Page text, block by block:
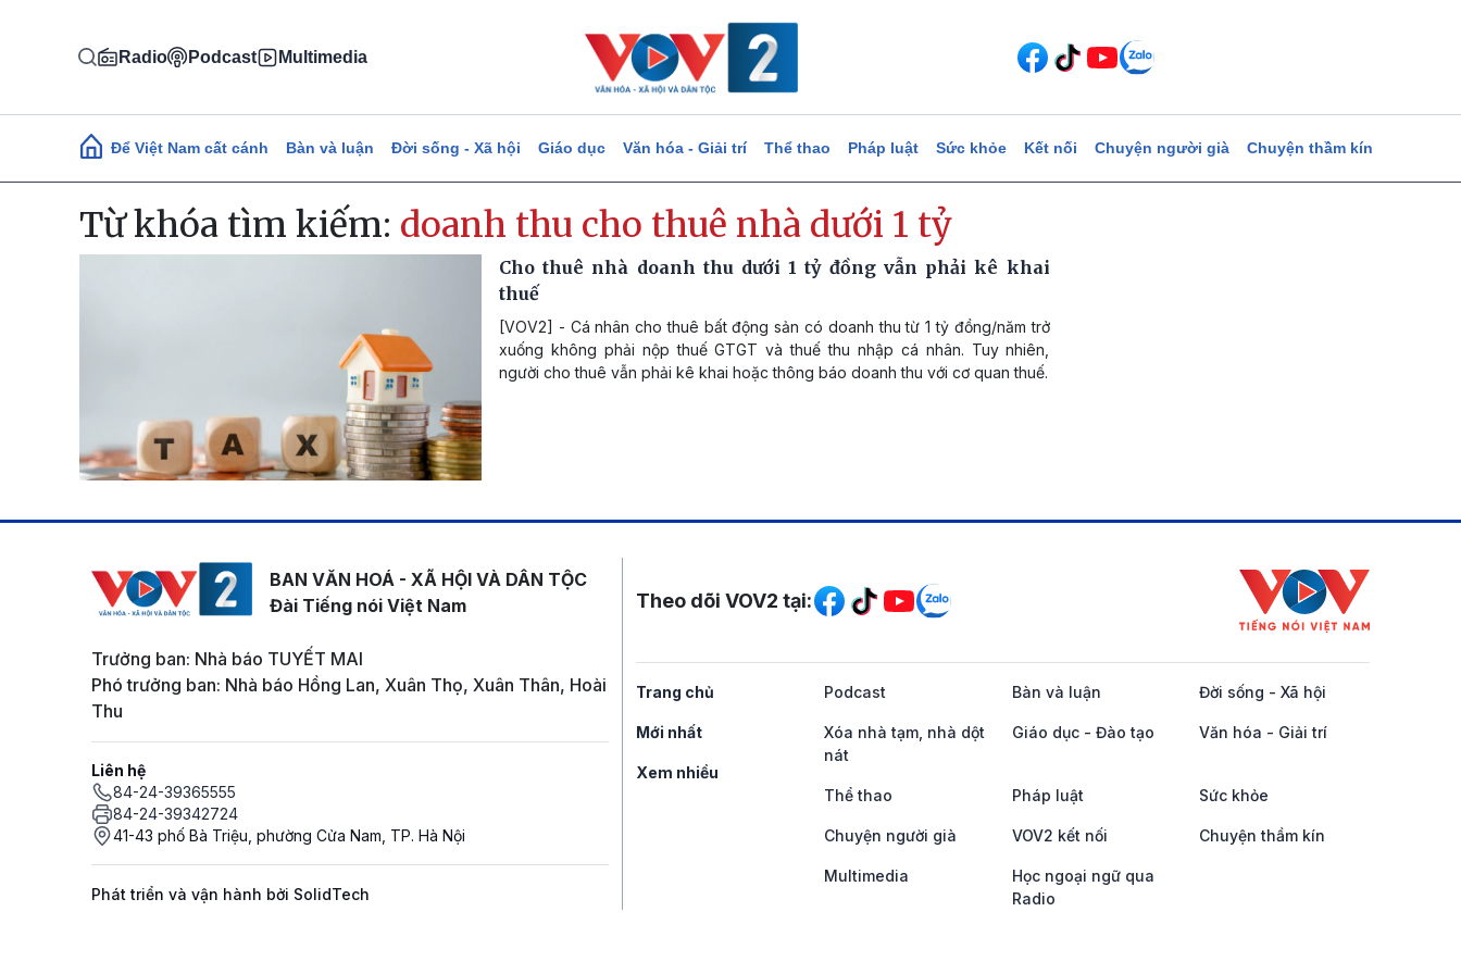
Radio Podcast Multimedia
Main navigation
Để Việt Nam cất cánh Bàn và luận Đời sống - Xã hội Giáo dục Văn hóa - Giải trí Thể thao Pháp luật Sức khỏe Kết nối Chuyện người già Chuyện thầm kín
Từ khóa tìm kiếm: doanh thu cho thuê nhà dưới 1 tỷ
Cho thuê nhà doanh thu dưới 1 tỷ đồng vẫn phải kê khai
thuế
[VOV2] - Cá nhân cho thuê bất động sản có doanh thu từ 1 tỷ đồng/năm trở
xuống không phải nộp thuế GTGT và thuế thu nhập cá nhân. Tuy nhiên,
người cho thuê vẫn phải kê khai hoặc thông báo doanh thu với cơ quan thuế.
BAN VĂN HOÁ - XÃ HỘI VÀ DÂN TỘC
Đài Tiếng nói Việt Nam
Trưởng ban: Nhà báo TUYẾT MAI
Phó trưởng ban: Nhà báo Hồng Lan, Xuân Thọ, Xuân Thân, Hoài
Thu
Liên hệ
84-24-39365555
84-24-39342724
41-43 phố Bà Triệu, phường Cửa Nam, TP. Hà Nội
Phát triển và vận hành bởi SolidTech
Mạng xã hội
Theo dõi VOV2 tại:
Trang chủ
Mới nhất
Xem nhiều
Podcast Bàn và luận Đời sống - Xã hội
Xóa nhà tạm, nhà dột
nát
Giáo dục - Đào tạo Văn hóa - Giải trí
Thể thao Pháp luật Sức khỏe
Chuyện người già VOV2 kết nối Chuyện thầm kín
Multimedia
Học ngoại ngữ qua
Radio